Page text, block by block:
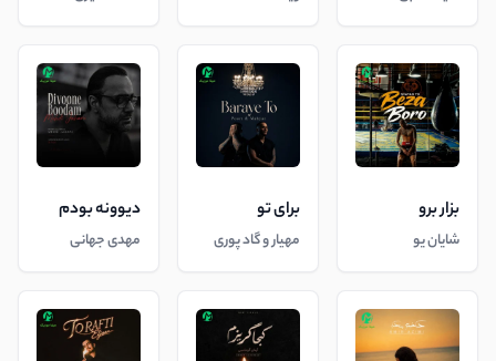
بزار برو
شایان یو
برای تو
مهیار و گاد پوری
دیوونه بودم
مهدی جهانی